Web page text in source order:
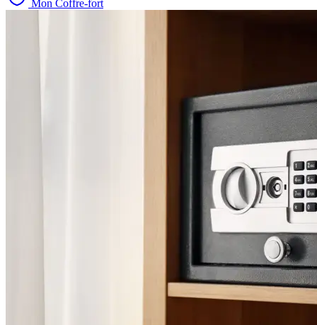
Mon Coffre-fort